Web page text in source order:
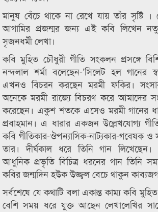
মানুষ বেঁচে থাকে না রেখে যায় তাঁর সৃষ্টি ।
আগামির প্রজন্মর জন্য এই কবি লিখেন
সৃজনধর্মী লেখা।
কবি মুহিত চৌধুরী গীতি সংকলন প্রসঙ্গে
নন্দলাল শর্মা বলেছেন-’সিলেট হল গানের
এখনও বিচরন করছেন মরমী ফকির।
অনেকে মরমী রাজ্যে বিচরণ করে আমাদের
করেছেন। একুশ শতকে এসেও মরমী গানের
প্রবাহমান। এ ধারার একজন উল্লেখযোগ্য
কবি গীতিকার-ঔপন্যাসিক-নাট্যকার-গবেষক ও
তার। দীর্ঘকাল ধরে তিনি গান লিখেছেন।
আধুনিক প্রভৃতি বিচিত্র ধরনের গান তিনি
কবির জন্মদিন হউক উজ্জ্বল বেচে থাকুন
সর্বশেষে যে কথাটি বলা একান্ত কাম্য কবি
বেশি সময় ধরে যুক্ত আছেন লেখালেখির